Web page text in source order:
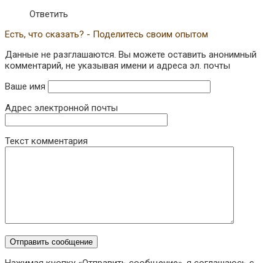
Ответить
Есть, что сказать? - Поделитесь своим опытом
Данные не разглашаются. Вы можете оставить анонимный
комментарий, не указывая имени и адреса эл. почты
Ваше имя
Адрес электронной почты
Текст комментария